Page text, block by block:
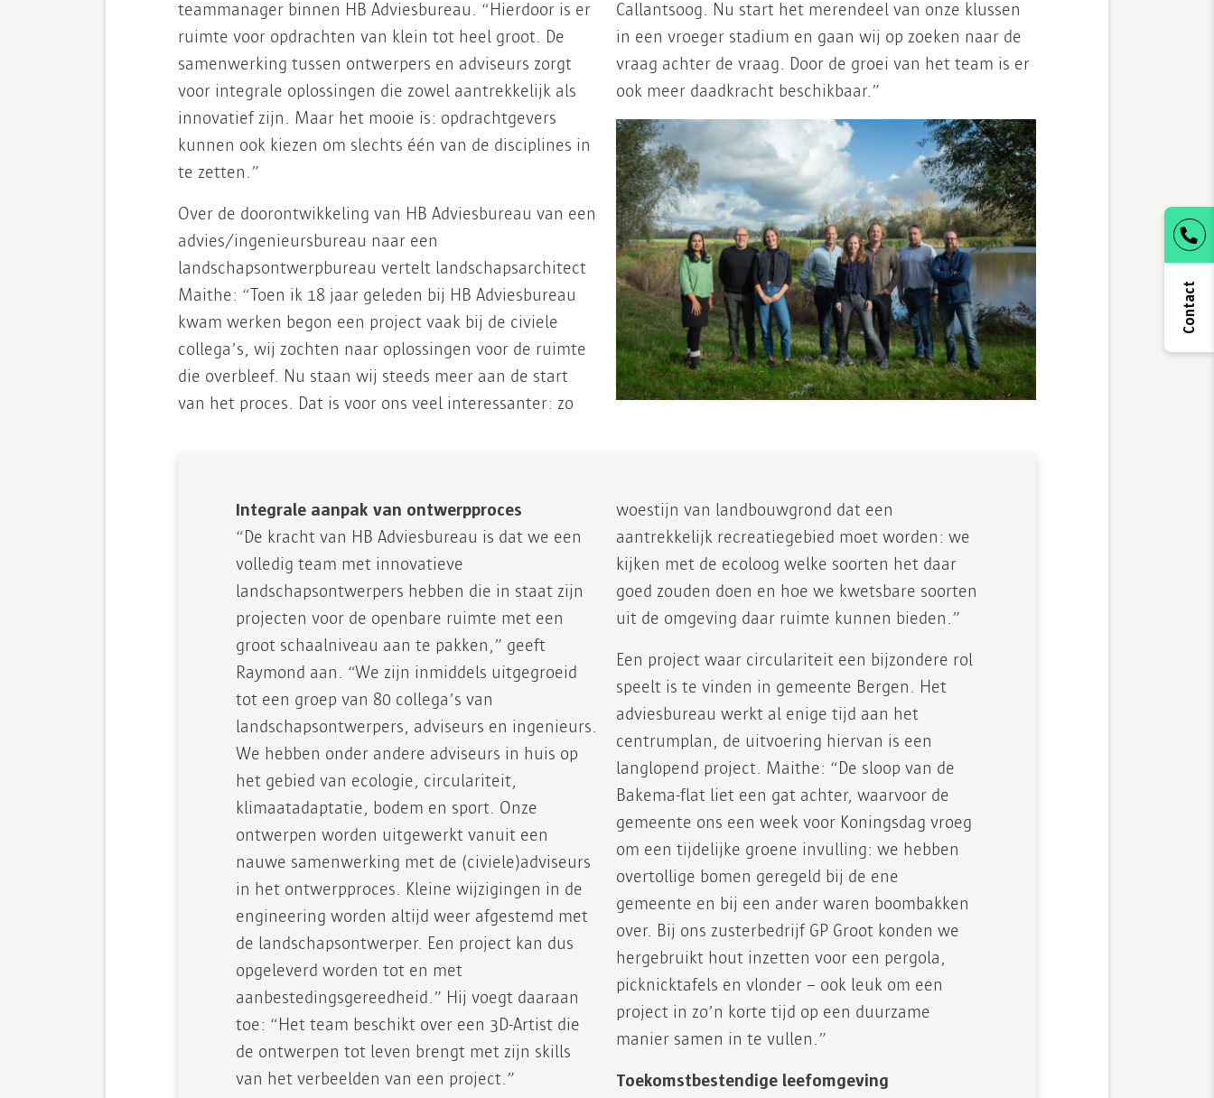
teammanager binnen HB Adviesbureau. “Hierdoor is er
ruimte voor opdrachten van klein tot heel groot. De
samenwerking tussen ontwerpers en adviseurs zorgt
voor integrale oplossingen die zowel aantrekkelijk als
innovatief zijn. Maar het mooie is: opdrachtgevers
kunnen ook kiezen om slechts één van de disciplines in
te zetten.”
Over de doorontwikkeling van HB Adviesbureau van een
advies/ingenieursbureau naar een
landschapsontwerpbureau vertelt landschapsarchitect
Maithe: “Toen ik 18 jaar geleden bij HB Adviesbureau
kwam werken begon een project vaak bij de civiele
collega’s, wij zochten naar oplossingen voor de ruimte
die overbleef. Nu staan wij steeds meer aan de start
van het proces. Dat is voor ons veel interessanter: zo
Callantsoog. Nu start het merendeel van onze klussen
in een vroeger stadium en gaan wij op zoeken naar de
vraag achter de vraag. Door de groei van het team is er
ook meer daadkracht beschikbaar.”
Integrale aanpak van ontwerpproces
“De kracht van HB Adviesbureau is dat we een
volledig team met innovatieve
landschapsontwerpers hebben die in staat zijn
projecten voor de openbare ruimte met een
groot schaalniveau aan te pakken,” geeft
Raymond aan. “We zijn inmiddels uitgegroeid
tot een groep van 80 collega’s van
landschapsontwerpers, adviseurs en ingenieurs.
We hebben onder andere adviseurs in huis op
het gebied van ecologie, circulariteit,
klimaatadaptatie, bodem en sport. Onze
ontwerpen worden uitgewerkt vanuit een
nauwe samenwerking met de (civiele)adviseurs
in het ontwerpproces. Kleine wijzigingen in de
engineering worden altijd weer afgestemd met
de landschapsontwerper. Een project kan dus
opgeleverd worden tot en met
aanbestedingsgereedheid.” Hij voegt daaraan
toe: “Het team beschikt over een 3D-Artist die
de ontwerpen tot leven brengt met zijn skills
van het verbeelden van een project.”
woestijn van landbouwgrond dat een
aantrekkelijk recreatiegebied moet worden: we
kijken met de ecoloog welke soorten het daar
goed zouden doen en hoe we kwetsbare soorten
uit de omgeving daar ruimte kunnen bieden.”
Een project waar circulariteit een bijzondere rol
speelt is te vinden in gemeente Bergen. Het
adviesbureau werkt al enige tijd aan het
centrumplan, de uitvoering hiervan is een
langlopend project. Maithe: “De sloop van de
Bakema-flat liet een gat achter, waarvoor de
gemeente ons een week voor Koningsdag vroeg
om een tijdelijke groene invulling: we hebben
overtollige bomen geregeld bij de ene
gemeente en bij een ander waren boombakken
over. Bij ons zusterbedrijf GP Groot konden we
hergebruikt hout inzetten voor een pergola,
picknicktafels en vlonder – ook leuk om een
project in zo’n korte tijd op een duurzame
manier samen in te vullen.”
Toekomstbestendige leefomgeving
Contact